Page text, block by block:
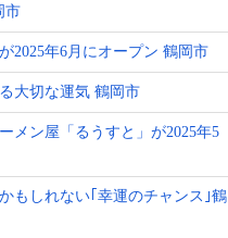
市
2025年6月にオープン 鶴岡市
大切な運気 鶴岡市
メン屋「るうすと」が2025年5
もしれない｢幸運のチャンス｣鶴